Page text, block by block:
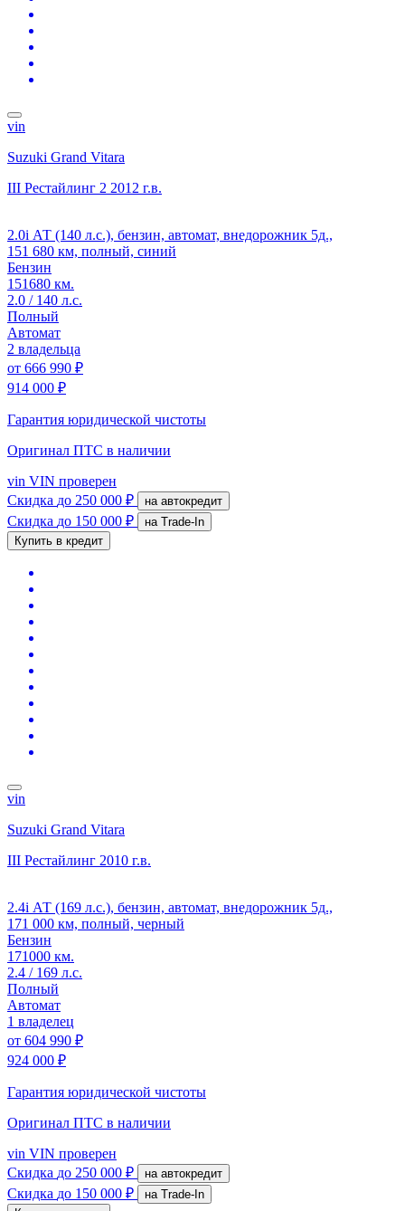
vin
Suzuki Grand Vitara
III Рестайлинг 2 2012 г.в.
2.0i АТ (140 л.с.), бензин, автомат, внедорожник 5д.,
151 680 км, полный, синий
Бензин
151680 км.
2.0 / 140 л.с.
Полный
Автомат
2 владельца
от 666 990 ₽
914 000 ₽
Гарантия юридической чистоты
Оригинал ПТС в наличии
vin VIN проверен
Скидка до 250 000 ₽ на автокредит
Скидка до 150 000 ₽
на Trade-In
Купить в кредит
vin
Suzuki Grand Vitara
III Рестайлинг 2010 г.в.
2.4i АТ (169 л.с.), бензин, автомат, внедорожник 5д.,
171 000 км, полный, черный
Бензин
171000 км.
2.4 / 169 л.с.
Полный
Автомат
1 владелец
от 604 990 ₽
924 000 ₽
Гарантия юридической чистоты
Оригинал ПТС в наличии
vin VIN проверен
Скидка до 250 000 ₽ на автокредит
Скидка до 150 000 ₽
на Trade-In